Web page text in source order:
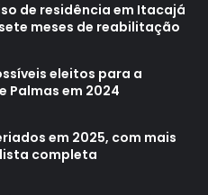
de residência em Itacajá
meses de reabilitação
eleitos para a
Palmas em 2024
em 2025, com mais
completa